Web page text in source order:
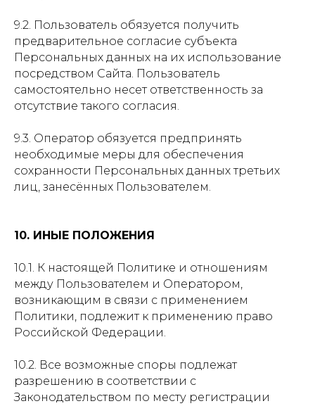
9.2. Пользователь обязуется получить
предварительное согласие субъекта
Персональных данных на их использование
посредством Сайта. Пользователь
самостоятельно несет ответственность за
отсутствие такого согласия.
9.3. Оператор обязуется предпринять
необходимые меры для обеспечения
сохранности Персональных данных третьих
лиц, занесённых Пользователем.
10. ИНЫЕ ПОЛОЖЕНИЯ
10.1. К настоящей Политике и отношениям
между Пользователем и Оператором,
возникающим в связи с применением
Политики, подлежит к применению право
Российской Федерации.
10.2. Все возможные споры подлежат
разрешению в соответствии с
Законодательством по месту регистрации